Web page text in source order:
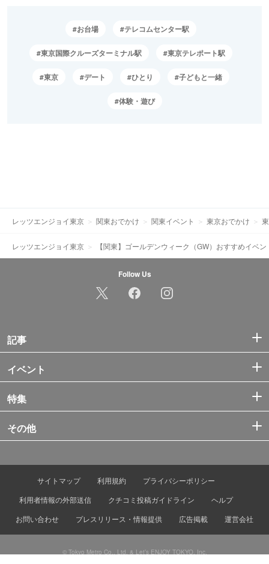
お台場 テレコムセンター駅
東京国際クルーズターミナル駅 東京テレポート駅
東京 デート ひとり 子どもと一緒
体験・遊び
レッツエンジョイ東京 関東おでかけ 関東イベント 東京おでかけ
レッツエンジョイ東京 【関東】ゴールデンウィーク（GW）おすすめイベ
Follow Us
記事
イベント
特集
その他
サイトマップ 利用規約
プライバシーポリシー
利用者情報の外部送信
クチコミ投稿ガイドライン
ヘルプ
お問い合わせ
プレスリリース・情報提供 広告掲載 運営会社
© Tokyo Metro Co., Ltd. & Let’s ENJOY TOKYO, Inc.